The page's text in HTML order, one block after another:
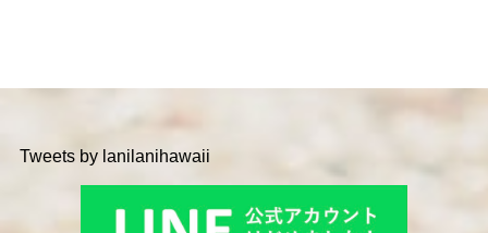
Tweets by lanilanihawaii